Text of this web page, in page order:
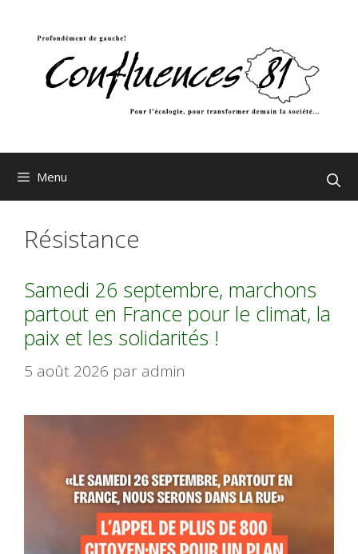
Menu
Résistance
Samedi 26 septembre, marchons
partout en France pour le climat, la
paix et les solidarités !
5 août 2026 par admin